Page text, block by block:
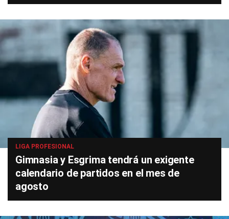
LIGA PROFESIONAL
Gimnasia y Esgrima tendrá un exigente
calendario de partidos en el mes de
agosto